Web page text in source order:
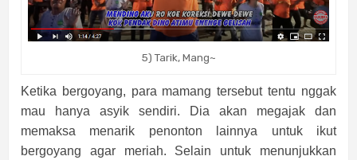
5) Tarik, Mang~
Ketika bergoyang, para mamang tersebut tentu nggak
mau hanya asyik sendiri. Dia akan megajak dan
memaksa menarik penonton lainnya untuk ikut
bergoyang agar meriah. Selain untuk menunjukkan